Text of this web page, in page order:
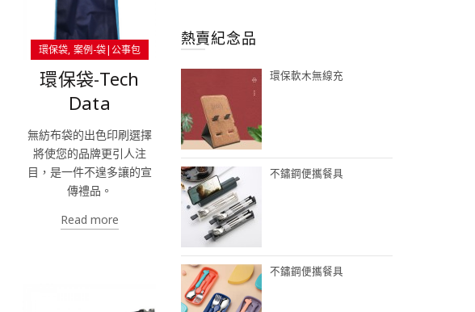
環保袋 案例-袋|公事包
環保袋-Tech
Data
無紡布袋的出色印刷選擇
將使您的品牌更引人注
目，是一件不遑多讓的宣
傳禮品。
Read more
熱賣紀念品
環保軟木無線充
不鏽鋼便攜餐具
不鏽鋼便攜餐具